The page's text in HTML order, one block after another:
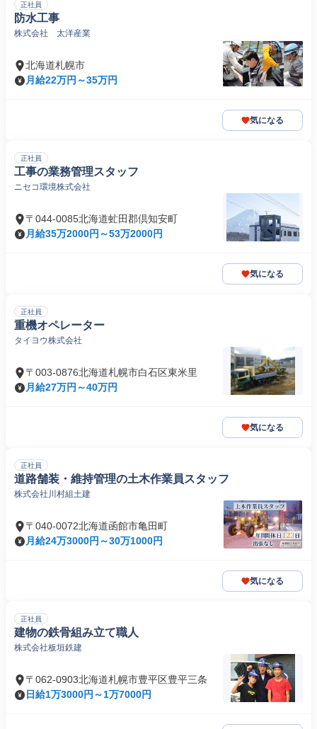
正社員
防水工事
株式会社 太洋産業
北海道札幌市
月給22万円～35万円
気になる
正社員
工事の業務管理スタッフ
ニセコ環境株式会社
〒044-0085北海道虻田郡倶知安町
月給35万2000円～53万2000円
気になる
正社員
重機オペレーター
タイヨウ株式会社
〒003-0876北海道札幌市白石区東米里
月給27万円～40万円
気になる
正社員
道路舗装・維持管理の土木作業員スタッフ
株式会社川村組土建
〒040-0072北海道函館市亀田町
月給24万3000円～30万1000円
気になる
正社員
建物の鉄骨組み立て職人
株式会社板垣鉄建
〒062-0903北海道札幌市豊平区豊平三条
日給1万3000円～1万7000円